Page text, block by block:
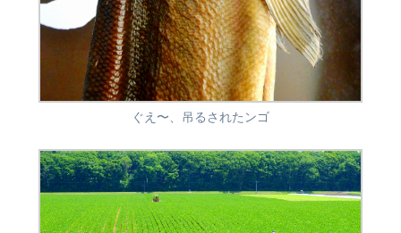
ぐえ〜、吊るされたンゴ